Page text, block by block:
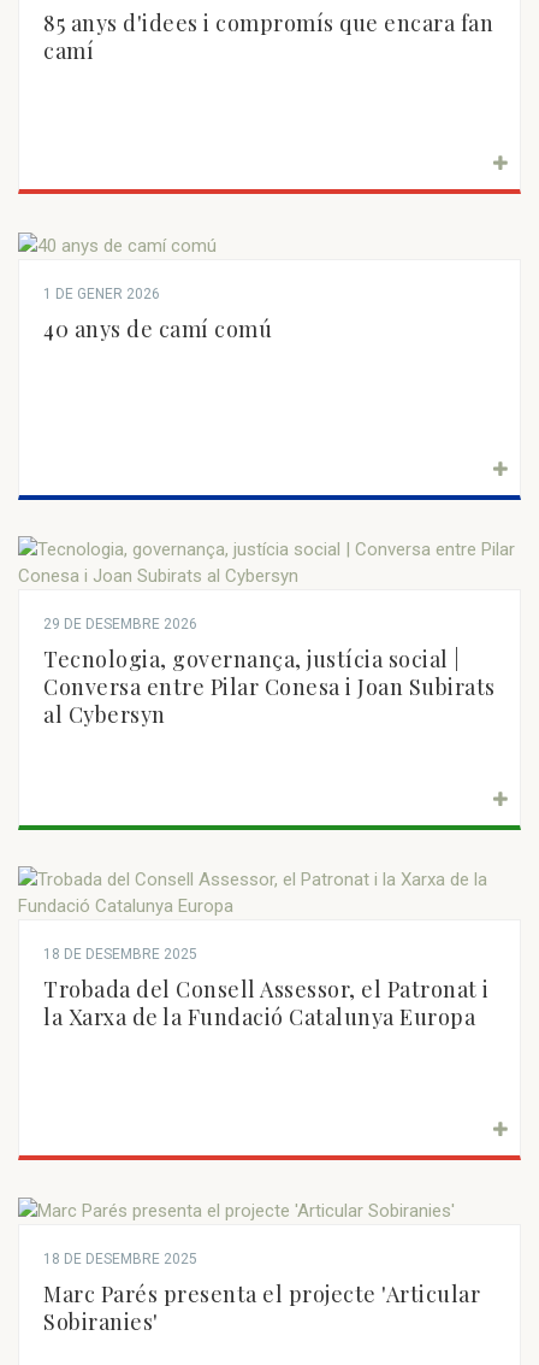
85 anys d'idees i compromís que encara fan
camí
1 DE GENER 2026
40 anys de camí comú
29 DE DESEMBRE 2026
Tecnologia, governança, justícia social |
Conversa entre Pilar Conesa i Joan Subirats
al Cybersyn
18 DE DESEMBRE 2025
Trobada del Consell Assessor, el Patronat i
la Xarxa de la Fundació Catalunya Europa
18 DE DESEMBRE 2025
Marc Parés presenta el projecte 'Articular
Sobiranies'